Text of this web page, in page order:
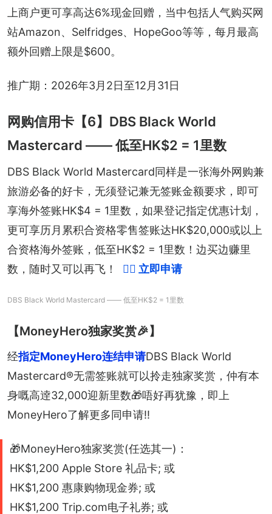
上商户更可享高达6%现金回赠，当中包括人气购买网
站Amazon、Selfridges、HopeGoo等等，每月最高
额外回赠上限是$600。
推广期：2026年3月2日至12月31日
网购信用卡【6】DBS Black World
Mastercard —— 低至HK$2 = 1里数
DBS Black World Mastercard同样是一张海外网购兼
旅游必备的好卡，无须登记兼无签账金额要求，即可
享海外签账HK$4 = 1里数，如果登记指定优惠计划，
更可享历月累积合资格零售签账达HK$20,000或以上
合资格海外签账，低至HK$2 = 1里数！边买边赚里
数，随时又可以再飞！
👉🏻 立即申请
DBS Black World Mastercard —— 低至HK$2 = 1里数
【MoneyHero独家奖赏🎉】
经指定MoneyHero连结申请DBS Black World
Mastercard®无需签账就可以拎走独家奖赏，仲有本
身嘅高逹32,000迎新里数🎁唔好再犹豫，即上
MoneyHero了解更多同申请‼️
🎁MoneyHero独家奖赏(任选其一)：
HK$1,200 Apple Store 礼品卡; 或
HK$1,200 惠康购物现金券; 或
HK$1,200 Trip.com电子礼券; 或